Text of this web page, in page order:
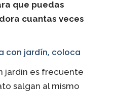
que puedas
cuantas veces
con jardín, coloca
jardín es frecuente
salgan al mismo